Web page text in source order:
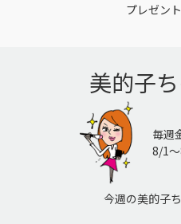
プレゼン
美的子
毎週
8/1
今週の美的子